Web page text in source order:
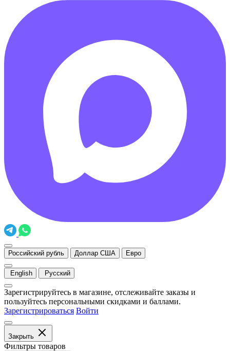
Российский рубль Доллар США Евро
English Русский
Зарегистрируйтесь в магазине, отслеживайте заказы и
пользуйтесь персональными скидками и баллами.
Зарегистрироваться Войти
Закрыть
Фильтры товаров